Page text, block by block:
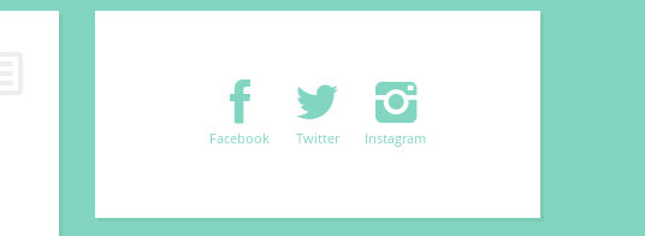
Facebook Twitter Instagram